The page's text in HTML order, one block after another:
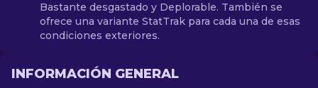
Bastante desgastado y Deplorable. También se
ofrece una variante StatTrak para cada una de esas
condiciones exteriores.
INFORMACIÓN GENERAL